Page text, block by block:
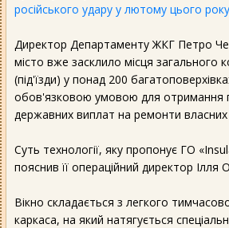
російського удару у лютому цього року
Директор Департаменту ЖКГ Петро
місто вже засклило місця загального
(під'їзди) у понад 200
обов'язковою умовою для отримання
державних виплат на ремонти власних
Суть технології, яку пропонує ГО
пояснив її операційний директор Ілля
Вікно складається з легкого
каркаса, на який натягується